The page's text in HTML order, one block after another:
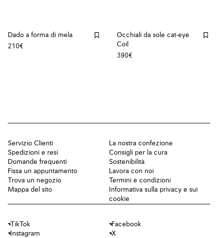
Dado a forma di mela
210€
Occhiali da sole cat-eye
Coil
390€
Servizio Clienti
Spedizioni e resi
Domande frequenti
Fissa un appuntamento
Trova un negozio
Mappa del sito
La nostra confezione
Consigli per la cura
Sostenibilità
Lavora con noi
Termini e condizioni
Informativa sulla privacy e sui
cookie
TikTok
Facebook
Instagram
X